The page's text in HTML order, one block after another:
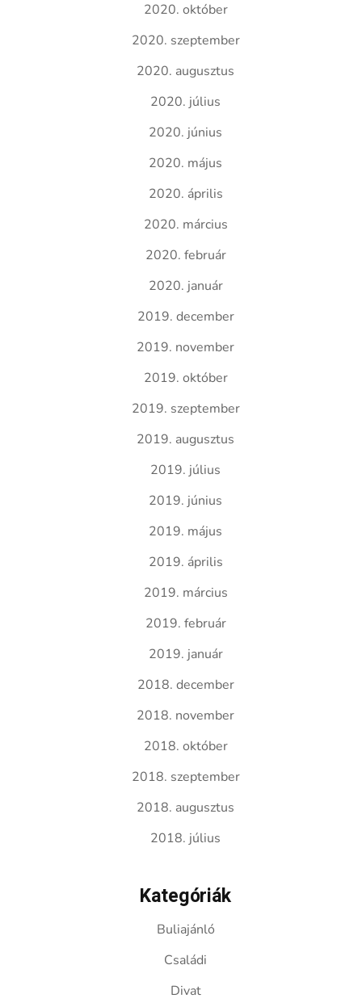
2020. október
2020. szeptember
2020. augusztus
2020. július
2020. június
2020. május
2020. április
2020. március
2020. február
2020. január
2019. december
2019. november
2019. október
2019. szeptember
2019. augusztus
2019. július
2019. június
2019. május
2019. április
2019. március
2019. február
2019. január
2018. december
2018. november
2018. október
2018. szeptember
2018. augusztus
2018. július
Kategóriák
Buliajánló
Családi
Divat